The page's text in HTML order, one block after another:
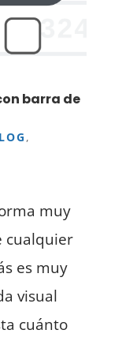
barra de
,
muy
cualquier
es muy
visual
cuánto